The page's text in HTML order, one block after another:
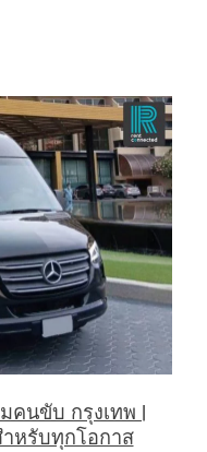
คนขับ กรุงเทพ |
ำหรับทุกโอกาส